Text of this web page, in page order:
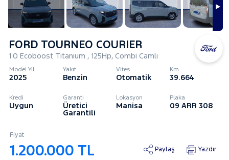
FORD TOURNEO COURIER
1.0 Ecoboost Titanium , 125Hp, Combi Camlı
Model Yıl
2025
Yakıt
Benzin
Vites
Otomatik
Km
39.664
Kredi
Uygun
Garanti
Üretici
Garantili
Lokasyon
Manisa
Plaka
09 ARR 308
Fiyat
1.200.000 TL Paylaş Yazdır